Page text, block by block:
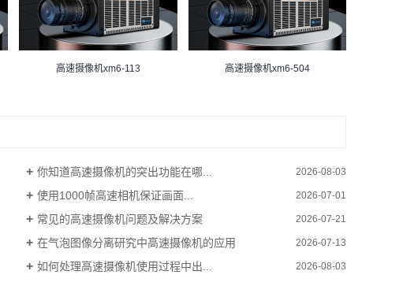
高速摄像机xm6-113 高速摄像机xm6-504
你知道高速摄像机的突出功能在哪... 2026-08-03
使用1000帧高速相机保证画面... 2026-07-01
常见的高速摄像机问题及解决方案 2026-07-21
在气泡图像分离研究中高速摄像机的应用 2026-07-13
如何处理高速摄像机使用过程中出... 2026-08-03